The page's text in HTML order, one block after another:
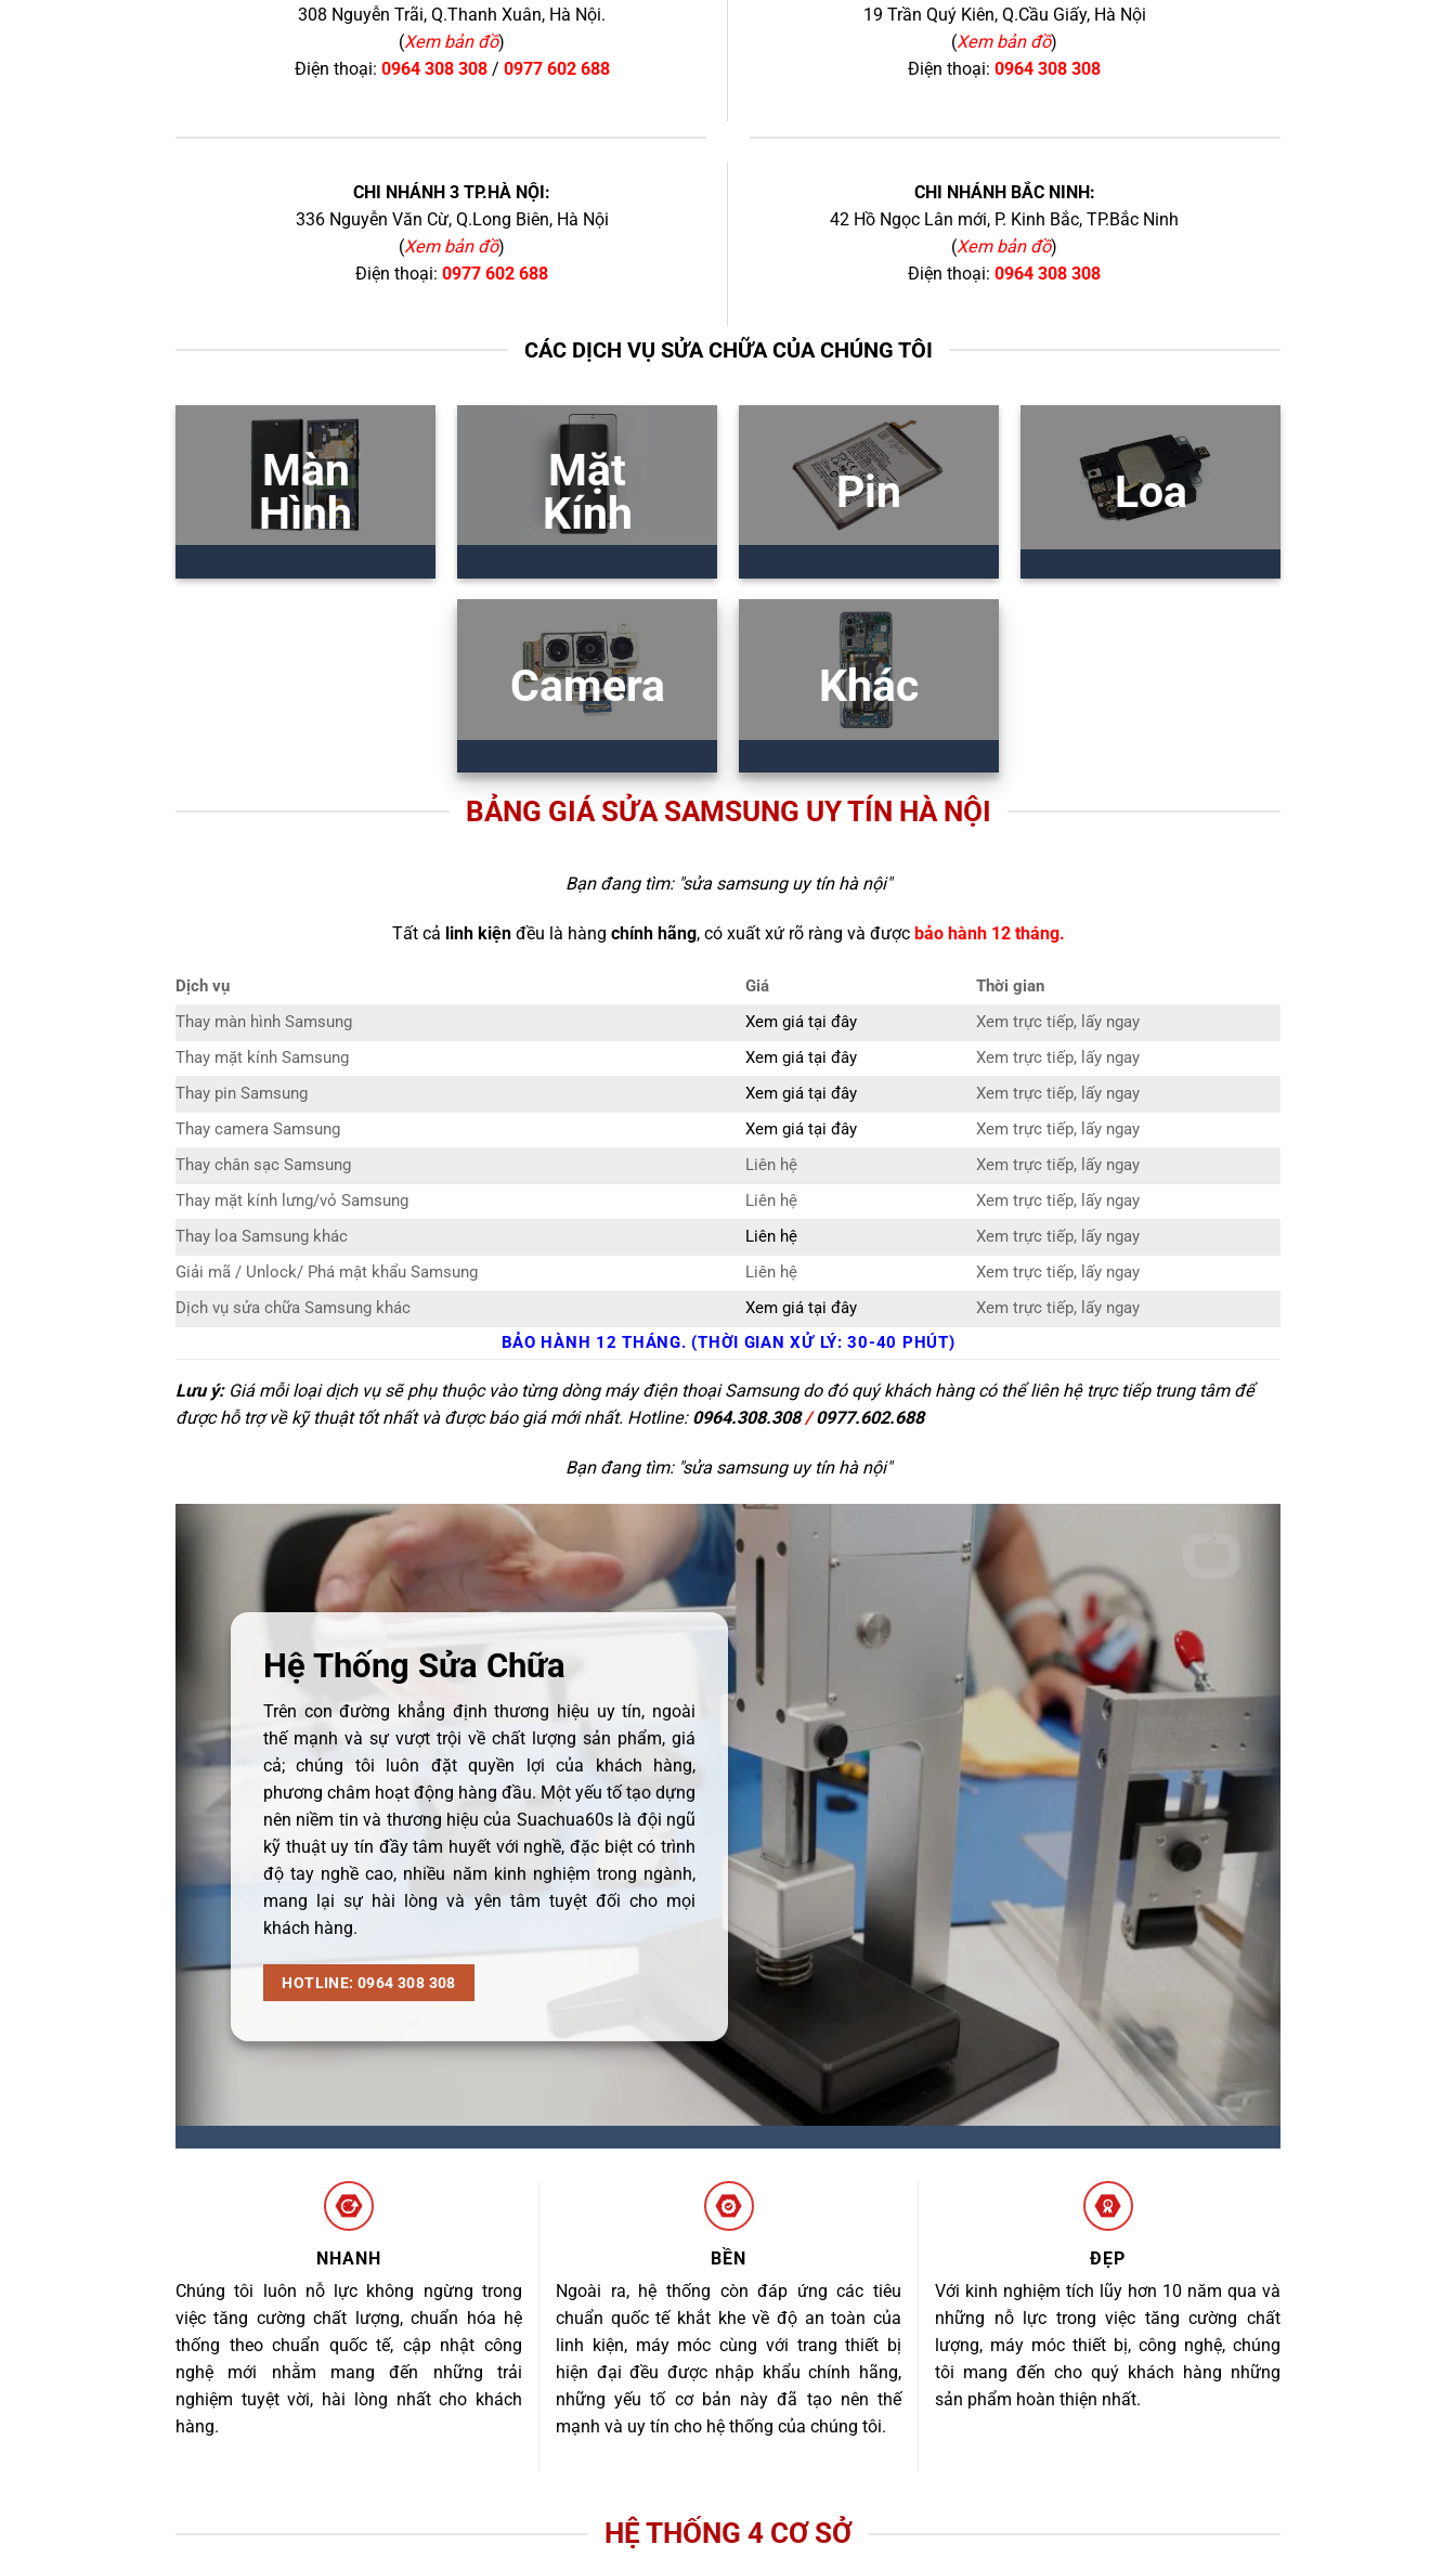
308 Nguyễn Trãi, Q.Thanh Xuân, Hà Nội.
(Xem bản đồ)
Điện thoại: 0964 308 308/ 0977 602 688
19 Trần Quý Kiên, Q.Cầu Giấy, Hà Nội
(Xem bản đồ)
Điện thoại: 0964 308 308
CHI NHÁNH 3 TP.HÀ NỘI:
336 Nguyễn Văn Cừ, Q.Long Biên, Hà Nội
(Xem bản đồ)
Điện thoại: 0977 602 688
CHI NHÁNH BẮC NINH:
42 Hồ Ngọc Lân mới, P. Kinh Bắc, TP.Bắc Ninh
(Xem bản đồ)
Điện thoại: 0964 308 308
CÁC DỊCH VỤ SỬA CHỮA CỦA CHÚNG TÔI
Màn
Hình
Mặt
Kính
Pin Loa
Camera Khác
BẢNG GIÁ SỬA SAMSUNG UY TÍN HÀ NỘI
Bạn đang tìm: "sửa samsung uy tín hà nội"
Tất cả linh kiệnđều là hàng chính hãng, có xuất xứ rõ ràng và được bảo hành 12 tháng.
Dịch vụ Giá
Thời gian
Thay màn hình Samsung
Xem giá tại đây
Xem trực tiếp, lấy ngay
Thay mặt kính Samsung
Xem giá tại đây
Xem trực tiếp, lấy ngay
Thay pin Samsung
Xem giá tại đây
Xem trực tiếp, lấy ngay
Thay camera Samsung
Xem giá tại đây
Xem trực tiếp, lấy ngay
Thay chân sạc Samsung
Liên hệ
Xem trực tiếp, lấy ngay
Thay mặt kính lưng/vỏ Samsung
Liên hệ
Xem trực tiếp, lấy ngay
Thay loa Samsung khác
Liên hệ
Xem trực tiếp, lấy ngay
Giải mã / Unlock/ Phá mật khẩu Samsung
Liên hệ
Xem trực tiếp, lấy ngay
Dịch vụ sửa chữa Samsung khác
Xem giá tại đây
Xem trực tiếp, lấy ngay
BẢO HÀNH 12 THÁNG. (THỜI GIAN XỬ LÝ: 30-40 PHÚT)
Lưu ý:Giá mỗi loại dịch vụ sẽ phụ thuộc vào từng dòng máy điện thoại Samsung do đó quý khách hàng có thể liên hệ trực tiếp trung tâm để
được hỗ trợ về kỹ thuật tốt nhất và được báo giá mới nhất. Hotline: 0964.308.308/0977.602.688
Bạn đang tìm: "sửa samsung uy tín hà nội"
Hệ Thống Sửa Chữa
Trên con đường khẳng định thương hiệu uy tín, ngoài
thế mạnh và sự vượt trội về chất lượng sản phẩm, giá
cả; chúng tôi luôn đặt quyền lợi của khách hàng,
phương châm hoạt động hàng đầu. Một yếu tố tạo dựng
nên niềm tin và thương hiệu của Suachua60s là đội ngũ
kỹ thuật uy tín đầy tâm huyết với nghề, đặc biệt có trình
độ tay nghề cao, nhiều năm kinh nghiệm trong ngành,
mang lại sự hài lòng và yên tâm tuyệt đối cho mọi
khách hàng.
HOTLINE: 0964 308 308
NHANH
Chúng tôi luôn nỗ lực không ngừng trong
việc tăng cường chất lượng, chuẩn hóa hệ
thống theo chuẩn quốc tế, cập nhật công
nghệ mới nhằm mang đến những trải
nghiệm tuyệt vời, hài lòng nhất cho khách
hàng.
BỀN
Ngoài ra, hệ thống còn đáp ứng các tiêu
chuẩn quốc tế khắt khe về độ an toàn của
linh kiện, máy móc cùng với trang thiết bị
hiện đại đều được nhập khẩu chính hãng,
những yếu tố cơ bản này đã tạo nên thế
mạnh và uy tín cho hệ thống của chúng tôi.
ĐẸP
Với kinh nghiệm tích lũy hơn 10 năm qua và
những nỗ lực trong việc tăng cường chất
lượng, máy móc thiết bị, công nghệ, chúng
tôi mang đến cho quý khách hàng những
sản phẩm hoàn thiện nhất.
HỆ THỐNG 4 CƠ SỞ